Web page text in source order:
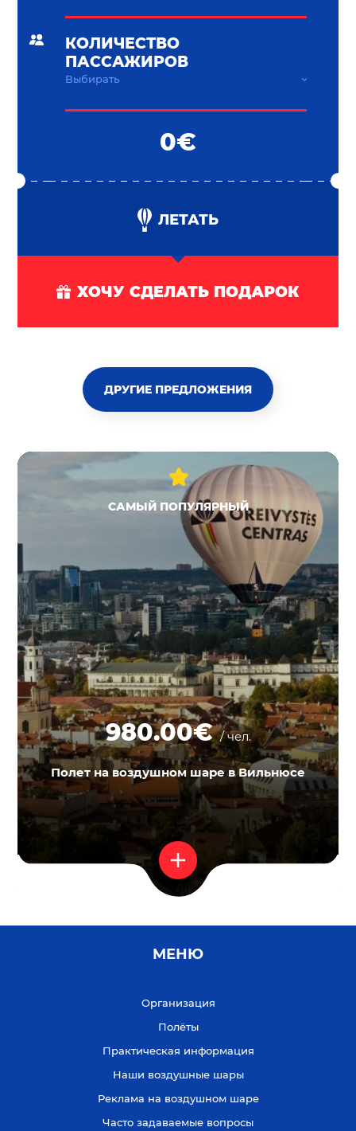
КОЛИЧЕСТВО
ПАССАЖИРОВ
0€
ЛЕТАТЬ
XОЧУ СДЕЛАТЬ ПОДАРОК
ДРУГИЕ ПРЕДЛОЖЕНИЯ
САМЫЙ ПОПУЛЯРНЫЙ
Полет на воздушном шаре в Вильнюсе
980.00€/ чел.
МЕНЮ
Организация
Полёты
Практическая информация
Наши воздушные шары
Реклама на воздушном шаре
Часто задаваемые вопросы